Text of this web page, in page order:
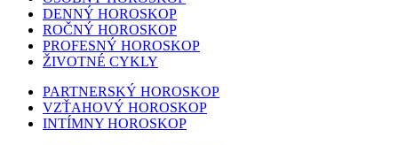
DENNÝ HOROSKOP
ROČNÝ HOROSKOP
PROFESNÝ HOROSKOP
ŽIVOTNÉ CYKLY
PARTNERSKÝ HOROSKOP
VZŤAHOVÝ HOROSKOP
INTÍMNY HOROSKOP